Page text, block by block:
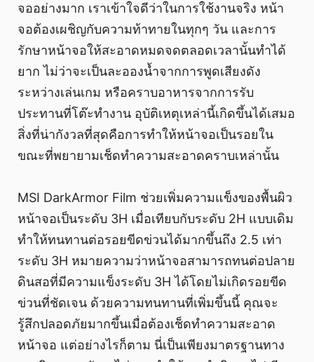
จออย่างมาก เราเข้าใจดีว่าในการใช้งานจริง หน้า
จอต้องเผชิญกับความท้าทายในทุกๆ วัน และการ
รักษาหน้าจอให้สะอาดหมดจดตลอดเวลานั้นทำได้
ยาก ไม่ว่าจะเป็นละอองน้ำจากการพูดเสียงดัง
ระหว่างเล่นเกม หรือคราบอาหารจากการรับ
ประทานที่โต๊ะทำงาน อุบัติเหตุเหล่านี้เกิดขึ้นได้เสมอ
สิ่งที่น่ากังวลที่สุดคือการทำให้หน้าจอเป็นรอยใน
ขณะที่พยายามเช็ดทำความสะอาดคราบเหล่านั้น
MSI DarkArmor Film ช่วยเพิ่มความแข็งของพื้นผิว
หน้าจอเป็นระดับ 3H เมื่อเทียบกับระดับ 2H แบบเดิม
ทำให้ทนทานต่อรอยขีดข่วนได้มากขึ้นถึง 2.5 เท่า
ระดับ 3H หมายความว่าหน้าจอสามารถทนต่อปลาย
ดินสอที่มีความแข็งระดับ 3H ได้โดยไม่เกิดรอยขีด
ข่วนที่ชัดเจน ด้วยความทนทานที่เพิ่มขึ้นนี้ คุณจะ
รู้สึกปลอดภัยมากขึ้นเมื่อต้องเช็ดทำความสะอาด
หน้าจอ แต่อย่างไรก็ตาม นี่เป็นเพียงมาตรฐานทาง